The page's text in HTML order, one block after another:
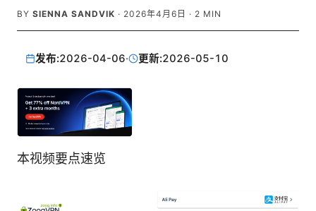
BY SIENNA SANDVIK · 2026年4月6日 · 2 MIN
发布:2026-04-06· 更新:2026-05-10
本视频要点速览